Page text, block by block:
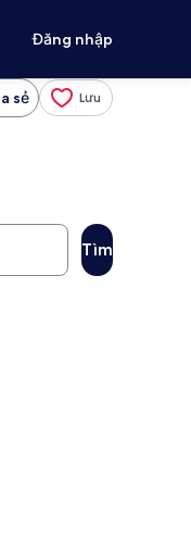
Đăng nhập
sẻ Lưu
Tìm